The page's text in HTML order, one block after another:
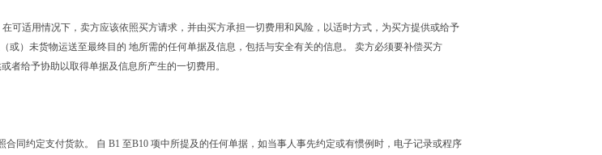
可适用情况下，卖方应该依照买方请求，并由买方承担一切费用和风险，以适时方式，为买方提供或给予
或）未货物运送至最终目的 地所需的任何单据及信息，包括与安全有关的信息。 卖方必须要补偿买方
者给予协助以取得单据及信息所产生的一切费用。
合同约定支付货款。 自 B1 至B10 项中所提及的任何单据，如当事人事先约定或有惯例时，电子记录或程序